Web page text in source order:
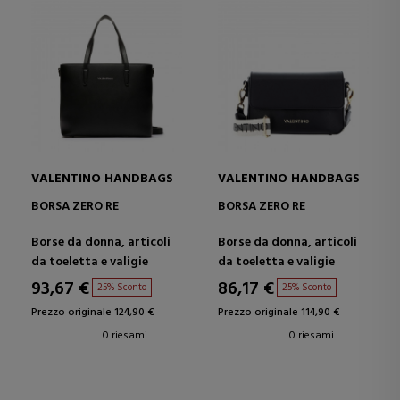
VALENTINO HANDBAGS
BORSA ZERO RE
Borse da donna, articoli
da toeletta e valigie
93,67 € 25% Sconto
Prezzo originale 124,90 €
0 riesami
VALENTINO HANDBAGS
BORSA ZERO RE
Borse da donna, articoli
da toeletta e valigie
86,17 € 25% Sconto
Prezzo originale 114,90 €
0 riesami